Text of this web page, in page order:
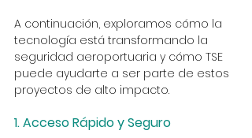
A continuación, exploramos cómo la
tecnología está transformando la
seguridad aeroportuaria y cómo TSE
puede ayudarte a ser parte de estos
proyectos de alto impacto.
1. Acceso Rápido y Seguro